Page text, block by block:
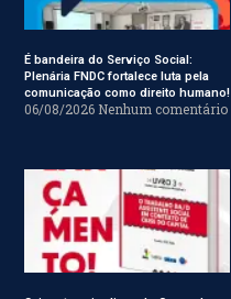
É bandeira do Serviço Social:
Plenária FNDC fortalece luta pela
comunicação como direito humano!
06/08/2026 Nenhum comentário